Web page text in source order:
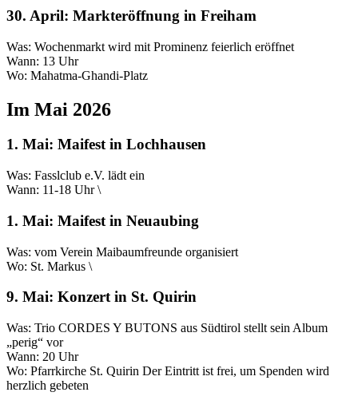
30. April: Markteröffnung in Freiham
Was: Wochenmarkt wird mit Prominenz feierlich eröffnet
Wann: 13 Uhr
Wo: Mahatma-Ghandi-Platz
Im Mai 2026
1. Mai: Maifest in Lochhausen
Was: Fasslclub e.V. lädt ein
Wann: 11-18 Uhr \
1. Mai: Maifest in Neuaubing
Was: vom Verein Maibaumfreunde organisiert
Wo: St. Markus \
9. Mai: Konzert in St. Quirin
Was: Trio CORDES Y BUTONS aus Südtirol stellt sein Album
„perig“ vor
Wann: 20 Uhr
Wo: Pfarrkirche St. Quirin Der Eintritt ist frei, um Spenden wird
herzlich gebeten